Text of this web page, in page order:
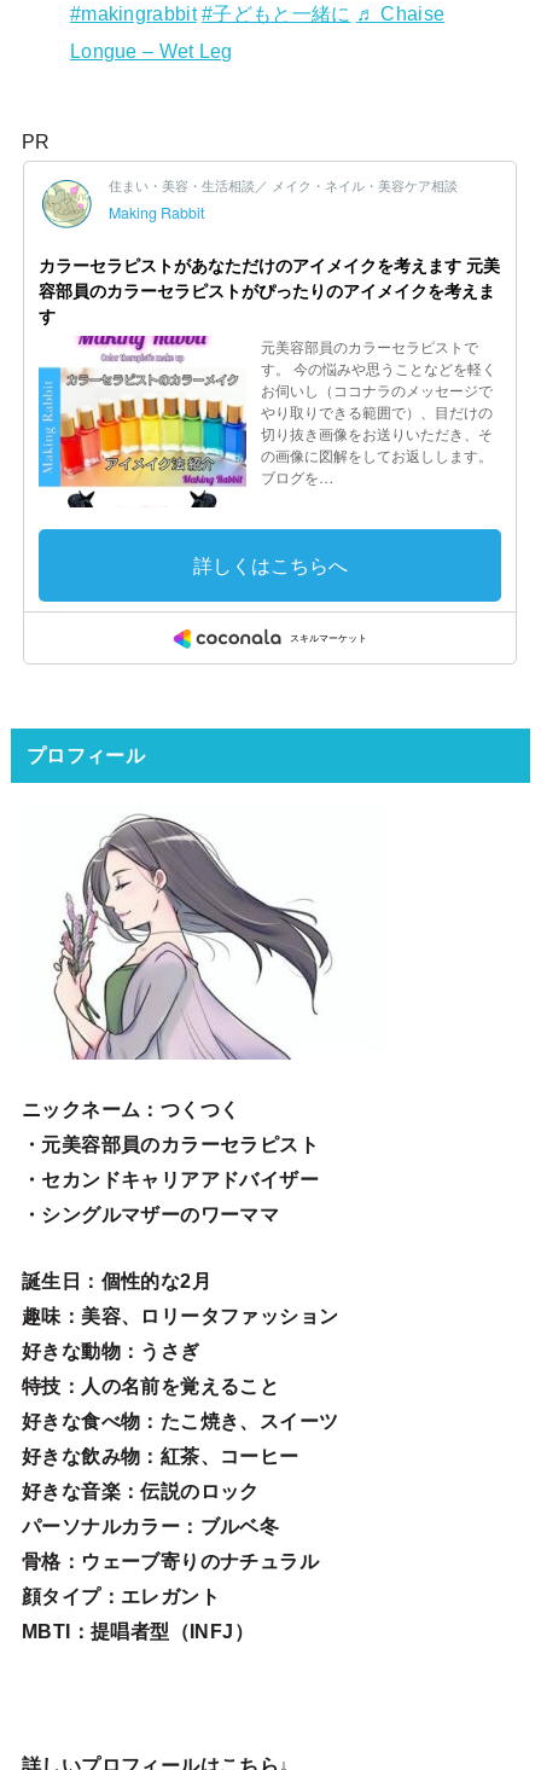
#makingrabbit #子どもと一緒に ♬ Chaise
Longue – Wet Leg
PR
プロフィール
ニックネーム ：つくつく
・元美容部員のカラーセラピスト
・セカンドキャリアアドバイザー
・シングルマザーのワーママ
誕生日 ：個性的な2月
趣味 ：美容、ロリータファッション
好きな動物：うさぎ
特技 ：人の名前を覚えること
好きな食べ物 ：たこ焼き、スイーツ
好きな飲み物：紅茶、コーヒー
好きな音楽：伝説のロック
パーソナルカラー：ブルベ冬
骨格：ウェーブ寄りのナチュラル
顔タイプ：エレガン ト
MBTI：提唱者型（INFJ）
詳しいプロフィールはこちら↓